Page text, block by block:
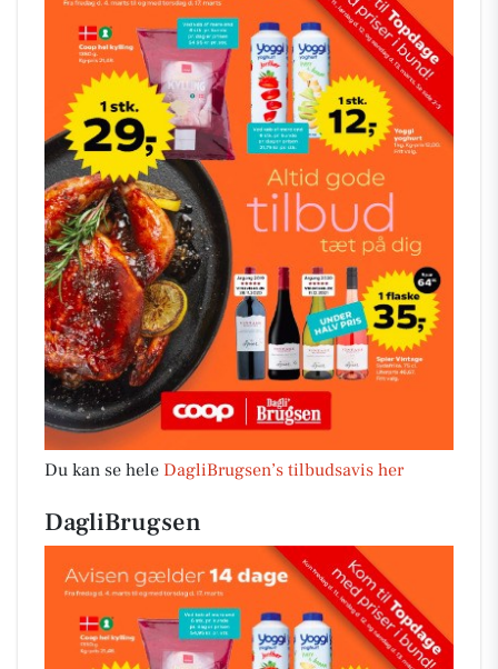
Du kan se hele DagliBrugsen’s tilbudsavis her
DagliBrugsen